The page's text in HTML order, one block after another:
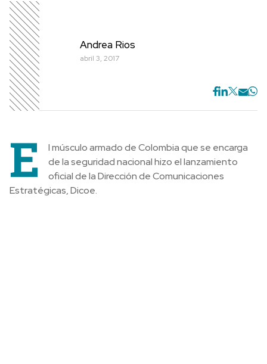
Andrea Rios
abril 3, 2017
E
l músculo armado de Colombia que se encarga
de la seguridad nacional hizo el lanzamiento
oficial de la Dirección de Comunicaciones
Estratégicas, Dicoe.